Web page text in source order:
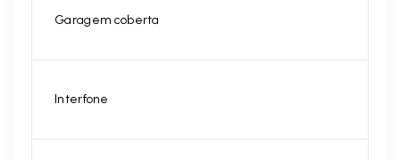
Garagem coberta
Interfone